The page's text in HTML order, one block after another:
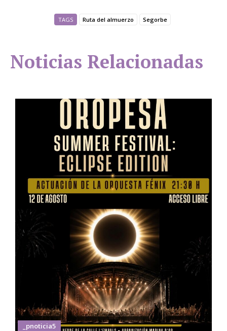
TAGS Ruta del almuerzo Segorbe
Noticias Relacionadas
_pnoticia5